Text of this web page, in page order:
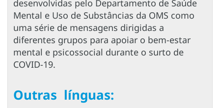
desenvolvidas pelo Departamento de Saúde
Mental e Uso de Substâncias da OMS como
uma série de mensagens dirigidas a
diferentes grupos para apoiar o bem-estar
mental e psicossocial durante o surto de
COVID-19.
Outras línguas: